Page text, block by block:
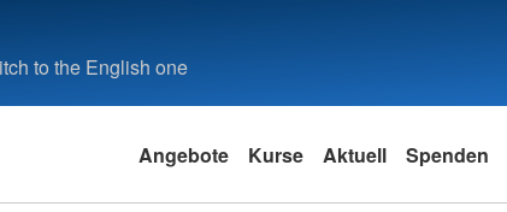
to the English one
Angebote Kurse Aktuell Spenden